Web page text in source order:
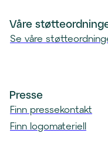
t
)
Våre
Se våre
Presse
Finn pressekontakt
Finn logomateriell